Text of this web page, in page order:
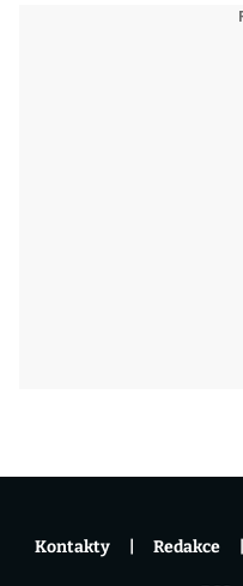
Kontakty Redakce